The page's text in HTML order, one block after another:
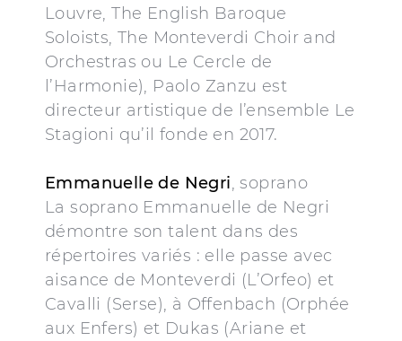
Louvre, The English Baroque
Soloists, The Monteverdi Choir and
Orchestras ou Le Cercle de
l’Harmonie), Paolo Zanzu est
directeur artistique de l’ensemble Le
Stagioni qu’il fonde en 2017.
Emmanuelle de Negri, soprano
La soprano Emmanuelle de Negri
démontre son talent dans des
répertoires variés : elle passe avec
aisance de Monteverdi (L’Orfeo) et
Cavalli (Serse), à Offenbach (Orphée
aux Enfers) et Dukas (Ariane et